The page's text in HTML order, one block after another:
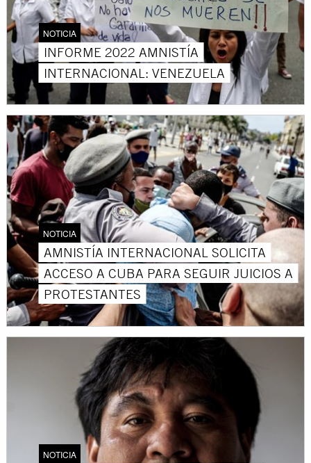
NOTICIA
INFORME 2022 AMNISTÍA
INTERNACIONAL: VENEZUELA
NOTICIA
AMNISTÍA INTERNACIONAL SOLICITA
ACCESO A CUBA PARA SEGUIR JUICIOS A
PROTESTANTES
NOTICIA